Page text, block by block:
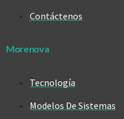
Contáctenos
Morenova
Tecnología
Modelos De Sistemas